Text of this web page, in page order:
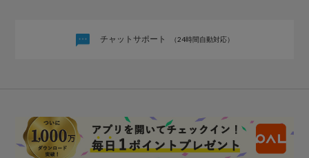
チャットサポート （24時間自動対応）